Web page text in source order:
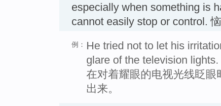
especially when something is
cannot easily stop or control.
例： He tried not to let his
glare of the television lights.
在对着耀眼的电视光线眨
出来。